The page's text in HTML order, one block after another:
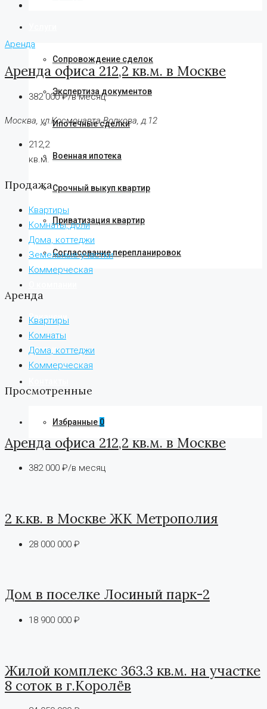
Сопровождение сделок
Экспертиза документов
Ипотечные сделки
Военная ипотека
Срочный выкуп квартир
Приватизация квартир
Согласование перепланировок
Вакансии
Статьи
Избранные 0
Аренда
Аренда офиса 212,2 кв.м. в Москве
382 000 ₽/в месяц
Москва, ул.Космонавта Волкова, д.12
212,2
кв.м.
Продажа
Квартиры
Комнаты, доли
Дома, коттеджи
Земельные участки
Коммерческая
Аренда
Квартиры
Комнаты
Дома, коттеджи
Коммерческая
Просмотренные
Аренда офиса 212,2 кв.м. в Москве
382 000 ₽/в месяц
2 к.кв. в Москве ЖК Метрополия
28 000 000 ₽
Дом в поселке Лосиный парк-2
18 900 000 ₽
Жилой комплекс 363.3 кв.м. на участке
8 соток в г.Королёв